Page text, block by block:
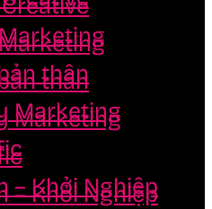
thân
Marketing
– Khởi Nghiệp
thân
Marketing
– Khởi Nghiệp